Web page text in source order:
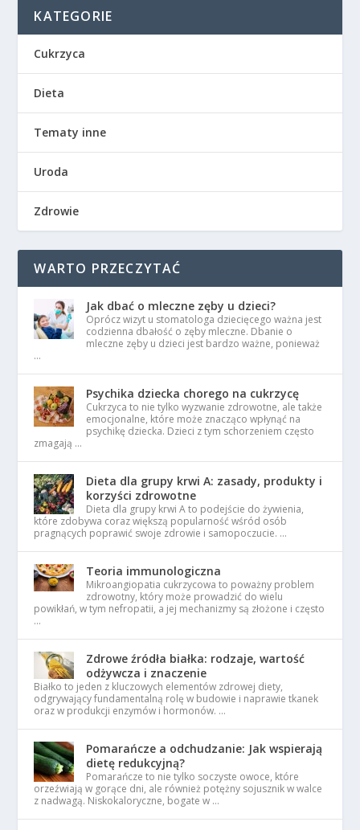
KATEGORIE
Cukrzyca
Dieta
Tematy inne
Uroda
Zdrowie
WARTO PRZECZYTAĆ
Jak dbać o mleczne zęby u dzieci?
Oprócz wizyt u stomatologa dziecięcego ważna jest
codzienna dbałość o zęby mleczne. Dbanie o
mleczne zęby u dzieci jest bardzo ważne, ponieważ
…
Psychika dziecka chorego na cukrzycę
Cukrzyca to nie tylko wyzwanie zdrowotne, ale także
emocjonalne, które może znacząco wpłynąć na
psychikę dziecka. Dzieci z tym schorzeniem często
zmagają …
Dieta dla grupy krwi A: zasady, produkty i
korzyści zdrowotne
Dieta dla grupy krwi A to podejście do żywienia,
które zdobywa coraz większą popularność wśród osób
pragnących poprawić swoje zdrowie i samopoczucie. …
Teoria immunologiczna
Mikroangiopatia cukrzycowa to poważny problem
zdrowotny, który może prowadzić do wielu
powikłań, w tym nefropatii, a jej mechanizmy są złożone i często
…
Zdrowe źródła białka: rodzaje, wartość
odżywcza i znaczenie
Białko to jeden z kluczowych elementów zdrowej diety,
odgrywający fundamentalną rolę w budowie i naprawie tkanek
oraz w produkcji enzymów i hormonów. …
Pomarańcze a odchudzanie: Jak wspierają
dietę redukcyjną?
Pomarańcze to nie tylko soczyste owoce, które
orzeźwiają w gorące dni, ale również potężny sojusznik w walce
z nadwagą. Niskokaloryczne, bogate w …